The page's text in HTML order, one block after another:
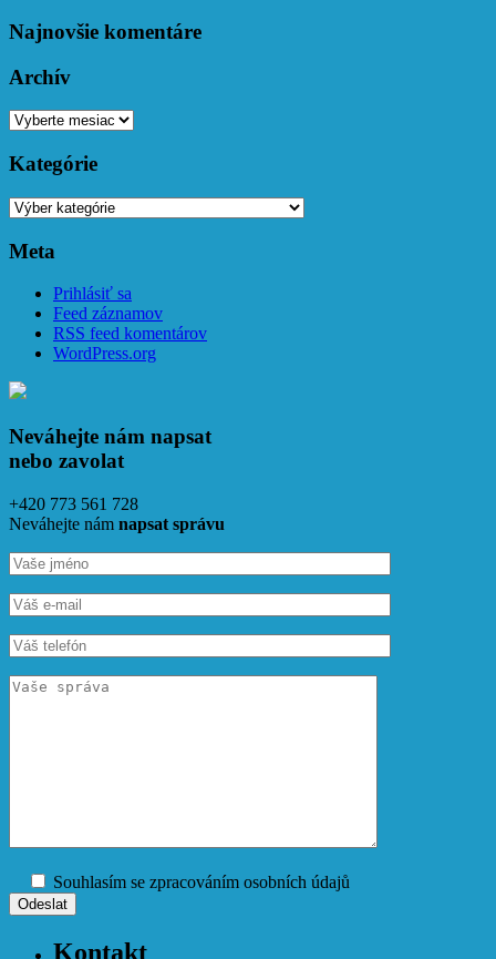
Najnovšie komentáre
Archív
Archív
Kategórie
Kategórie
Meta
Prihlásiť sa
Feed záznamov
RSS feed komentárov
WordPress.org
Neváhejte nám napsat
nebo zavolat
+420 773 561 728
Neváhejte nám napsat správu
Souhlasím se zpracováním osobních údajů
Kontakt